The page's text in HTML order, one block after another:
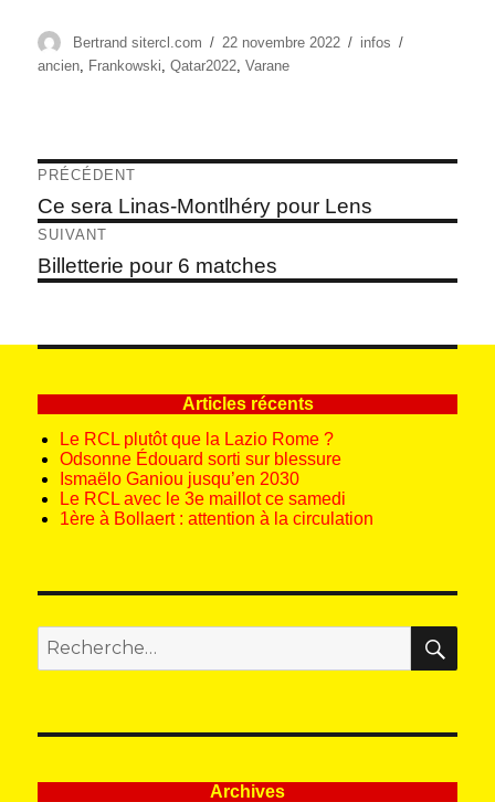
Auteur
Bertrand sitercl.com
Publié
le
22 novembre 2022 Catégories
infos
ancien, Frankowski,Qatar2022,Varane
Navigation
de
l’article
PRÉCÉDENT
Article
précédent :
Ce sera Linas-Montlhéry pour Lens
SUIVANT
Article
suivant :
Billetterie pour 6 matches
Articles récents
Le RCL plutôt que la Lazio Rome ?
Odsonne Édouard sorti sur blessure
Ismaëlo Ganiou jusqu’en 2030
Le RCL avec le 3e maillot ce samedi
1ère à Bollaert : attention à la circulation
pour
:
Archives